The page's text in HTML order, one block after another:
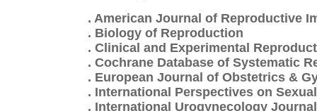
. American Journal of Reproductive
. Biology of Reproduction
. Clinical and Experimental
. Cochrane Database of Systematic
. European Journal of Obstetrics &
. International Perspectives on
. International Urogynecology Journal